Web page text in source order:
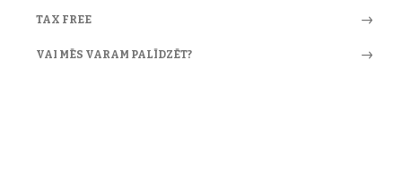
TAX FREE
VAI MĒS VARAM PALĪDZĒT?